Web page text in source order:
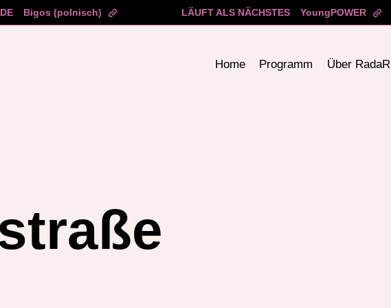
Bigos (polnisch) LÄUFT ALS NÄCHSTES YoungPOWER
Home Programm Über RadaR